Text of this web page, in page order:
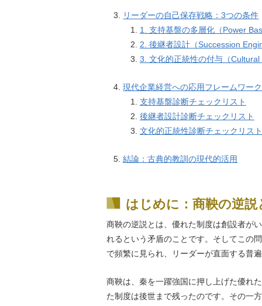
リーダーの自己保存戦略：3つの条件
1. 支持基盤の多層化（Power
2. 後継者設計（Succession
3. 文化的正統性の付与（
現代企業経営への応用フレームワーク
支持基盤診断チェックリスト
後継者設計診断チェックリスト
文化的正統性診断チェックリスト
結論：古典的教訓の現代的活用
はじめに：商鞅の逆説
商鞅の逆説とは、優れた制度は創設者が
れるという矛盾のことです。そしてこの
で頻繁に見られ、リーダーが直面する普
商鞅は、秦を一躍強国に押し上げた優れ
た制度は後世まで残ったのです。その一